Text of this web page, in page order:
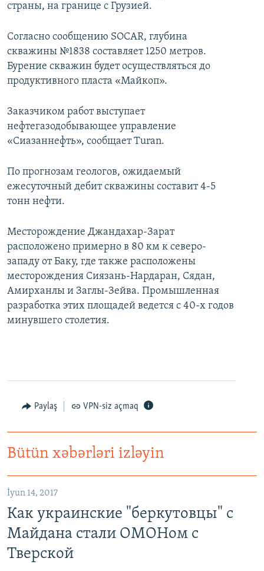
страны, на границе с Грузией.
Согласно сообщению SOCAR, глубина
скважины №1838 составляет 1250 метров.
Бурение скважин будет осуществляться до
продуктивного пласта «Майкоп».
Заказчиком работ выступает
нефтегазодобывающее управление
«Сиазаннефть», сообщает Turan.
По прогнозам геологов, ожидаемый
ежесуточный дебит скважины составит 4-5
тонн нефти.
Месторождение Джандахар-Зарат
расположено примерно в 80 км к северо-
западу от Баку, где также расположены
месторождения Сиязань-Нардаран, Сядан,
Амирханлы и Заглы-Зейва. Промышленная
разработка этих площадей ведется с 40-х годов
минувшего столетия.
Paylaş VPN-siz açmaq
Bütün xəbərləri izləyin
İyun 14, 2017
Как украинские "беркутовцы" с
Майдана стали ОМОНом с
Тверской